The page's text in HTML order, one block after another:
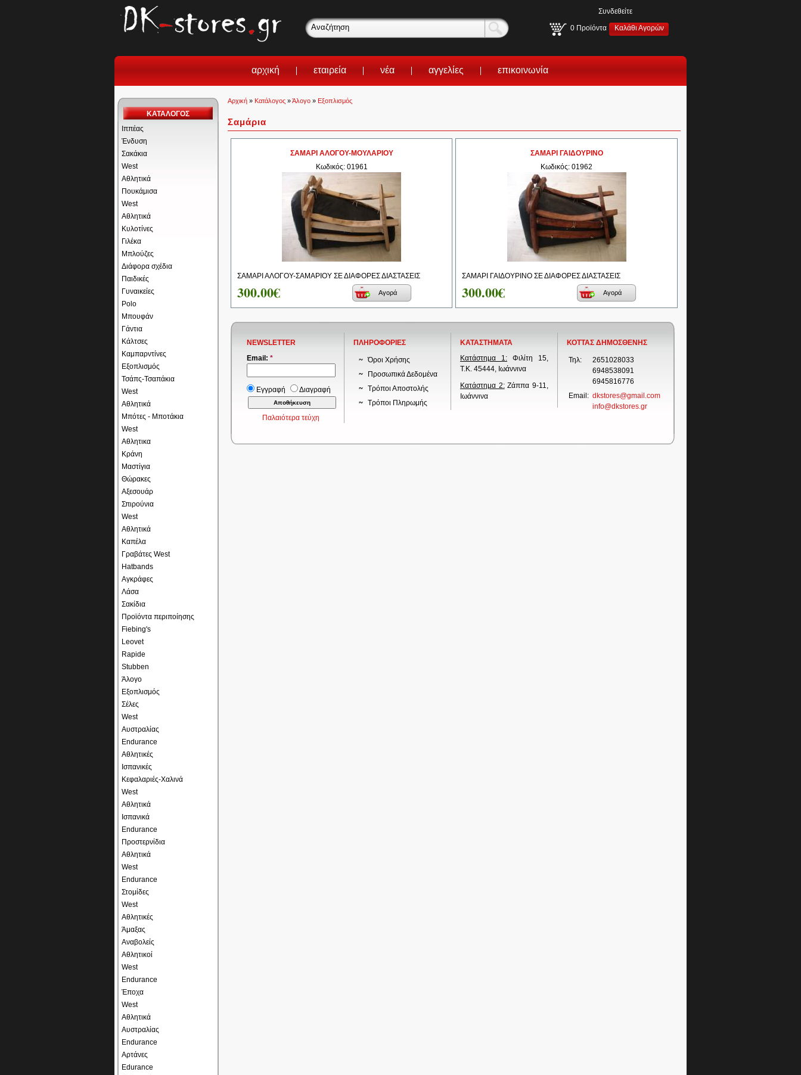
Συνδεθείτε
0 Προϊόντα Καλάθι Αγορών
αρχική εταιρεία νέα αγγελίες επικοινωνία
ΚΑΤΑΛΟΓΟΣ
Ιππέας
Ένδυση
Σακάκια
West
Αθλητικά
Πουκάμισα
West
Αθλητικά
Κυλοτίνες
Γιλέκα
Μπλούζες
Διάφορα σχέδια
Παιδικές
Γυναικείες
Polo
Μπουφάν
Γάντια
Κάλτσες
Καμπαρντίνες
Εξοπλισμός
Τσάπς-Τσαπάκια
West
Αθλητικά
Μπότες - Μποτάκια
West
Αθλητικα
Κράνη
Μαστίγια
Θώρακες
Αξεσουάρ
Σπιρούνια
West
Αθλητικά
Καπέλα
Γραβάτες West
Hatbands
Αγκράφες
Λάσα
Σακίδια
Προϊόντα περιποίησης
Fiebing's
Leovet
Rapide
Stubben
Άλογο
Εξοπλισμός
Σέλες
West
Αυστραλίας
Endurance
Αθλητικές
Ισπανικές
Κεφαλαριές-Χαλινά
West
Αθλητικά
Ισπανικά
Endurance
Προστερνίδια
Αθλητικά
West
Endurance
Στομίδες
West
Αθλητικές
Άμαξας
Αναβολείς
Αθλητικοί
West
Endurance
Έποχα
West
Αθλητικά
Αυστραλίας
Endurance
Αρτάνες
Edurance
Αρχική » Κατάλογος »Άλογο » Εξοπλισμός
Σαμάρια
ΣΑΜΑΡΙ ΑΛΟΓΟΥ-ΜΟΥΛΑΡΙΟΥ
Κωδικός: 01961
ΣΑΜΑΡΙ ΑΛΟΓΟΥ-ΣΑΜΑΡΙΟΥ ΣΕ ΔΙΑΦΟΡΕΣ ΔΙΑΣΤΑΣΕΙΣ
300.00€ Αγορά
ΣΑΜΑΡΙ ΓΑΙΔΟΥΡΙΝΟ
Κωδικός: 01962
ΣΑΜΑΡΙ ΓΑΙΔΟΥΡΙΝΟ ΣΕ ΔΙΑΦΟΡΕΣ ΔΙΑΣΤΑΣΕΙΣ
300.00€ Αγορά
NEWSLETTER
Email: *
Εγγραφή Διαγραφή
Παλαιότερα τεύχη
ΠΛΗΡΟΦΟΡΙΕΣ
Όροι Χρήσης
Προσωπικά Δεδομένα
Τρόποι Αποστολής
Τρόποι Πληρωμής
ΚΑΤΑΣΤΗΜΑΤΑ
Κατάστημα 1: Φιλίτη 15,
Τ.Κ. 45444, Ιωάννινα
Κατάστημα 2:Ζάππα 9-11,
Ιωάννινα
ΚΟΤΤΑΣ ΔΗΜΟΣΘΕΝΗΣ
Τηλ:
2651028033
6948538091
6945816776
Email: dkstores@gmail.com
info@dkstores.gr